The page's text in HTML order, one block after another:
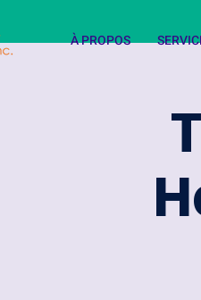
À PROPOS